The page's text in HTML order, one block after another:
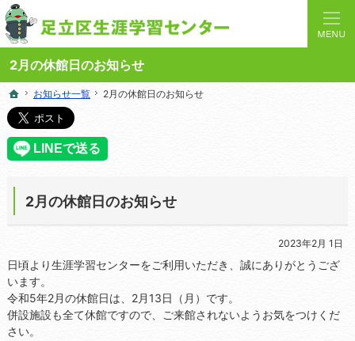
2月の休館日のお知らせ
人と学びを結ぶターミナルステーション。地域の講座や施設をご案内しています。
足立区生涯学習センターの総合案内サイト
ホーム
お知らせ一覧 2月の休館日のお知らせ
2月の休館日のお知らせ
2023年2月 1日
日頃より生涯学習センターをご利用いただき、誠にありがとうござ
います。
令和5年2月の休館日は、2月13日（月）です。
併設施設も全て休館ですので、ご来館されないようお気をつけくだ
さい。
ホーム
お知らせ一覧 2月の休館日のお知らせ